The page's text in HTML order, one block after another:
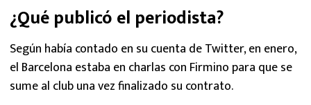
¿Qué publicó el periodista?
Según había contado en su cuenta de Twitter, en enero,
el Barcelona estaba en charlas con Firmino para que se
sume al club una vez finalizado su contrato.